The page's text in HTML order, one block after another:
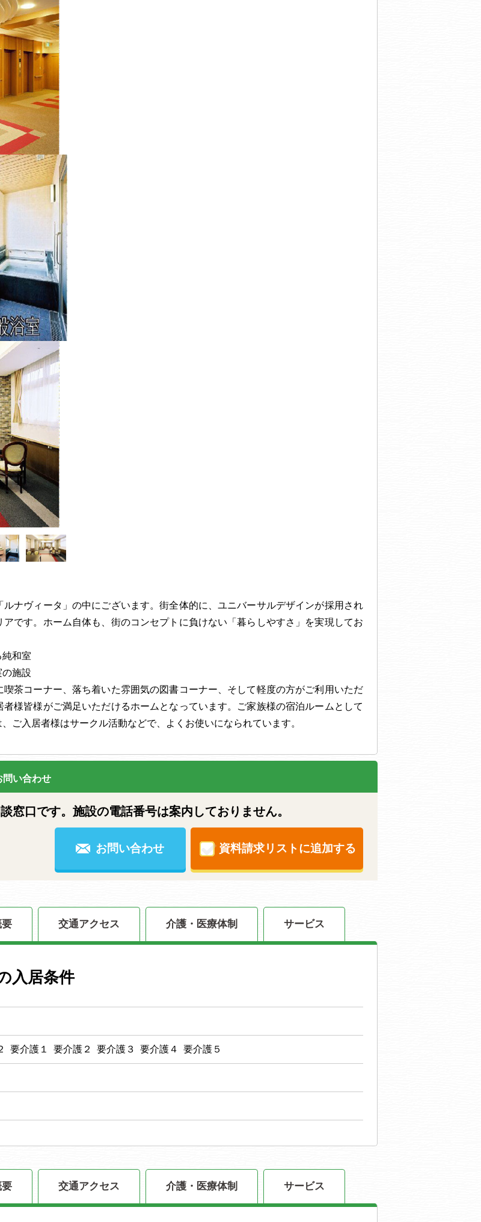
ナヴィータ」の中にございます。街全体的に、ユニバーサルデザインが採用され
です。ホーム自体も、街のコンセプトに負けない「暮らしやすさ」を実現してお
和室
施設
茶コーナー、落ち着いた雰囲気の図書コーナー、そして軽度の方がご利用いただ
様皆様がご満足いただけるホームとなっています。ご家族様の宿泊ルームとして
ご入居者様はサークル活動などで、よくお使いになられています。
問い合わせ
口です。施設の電話番号は案内しておりません。
お問い合わせ 資料請求リストに追加する
交通アクセス 介護・医療体制 サービス
入居条件
要介護１ 要介護２ 要介護３ 要介護４ 要介護５
交通アクセス 介護・医療体制 サービス